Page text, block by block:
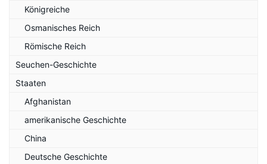
Königreiche
Osmanisches Reich
Römische Reich
Seuchen-Geschichte
Staaten
Afghanistan
amerikanische Geschichte
China
Deutsche Geschichte